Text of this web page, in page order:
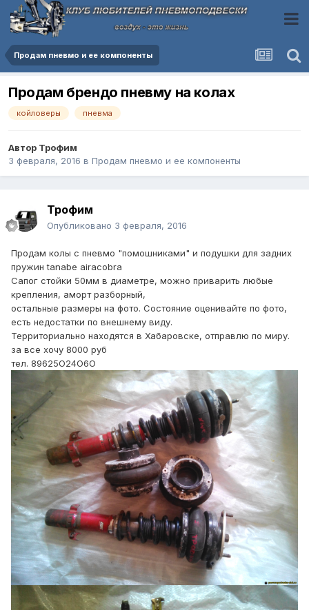
Продам пневмо и ее компоненты
Продам брендо пневму на колах
койловеры пневма
Автор Трофим
3 февраля, 2016 в Продам пневмо и ее компоненты
Трофим
Опубликовано 3 февраля, 2016
Продам колы с пневмо "помошниками" и подушки для задних
пружин tanabe airacobra
Сапог стойки 50мм в диаметре, можно приварить любые
крепления, аморт разборный,
остальные размеры на фото. Состояние оценивайте по фото,
есть недостатки по внешнему виду.
Территориально находятся в Хабаровске, отправлю по миру.
за все хочу 8000 руб
тел. 89625О24О6О